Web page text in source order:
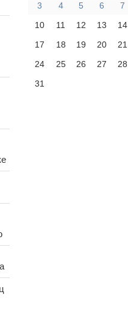
3 4 5 6 7
10 11 12 13 14
17 18 19 20 21
24 25 26 27 28
31